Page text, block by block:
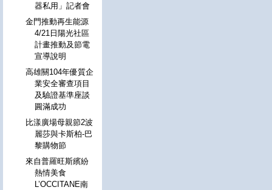
器私用」記者會
金門推動再生能源
4/21日陽光社區
計畫推動及節電
宣導說明
高雄關104年優質企
業安全審查項目
及驗證基準座談
圓滿成功
比漾廣場母親節2波
麗莎與卡斯柏-巴
黎購物節
來自普羅旺斯繽紛
熱情美食
L’OCCITANE南